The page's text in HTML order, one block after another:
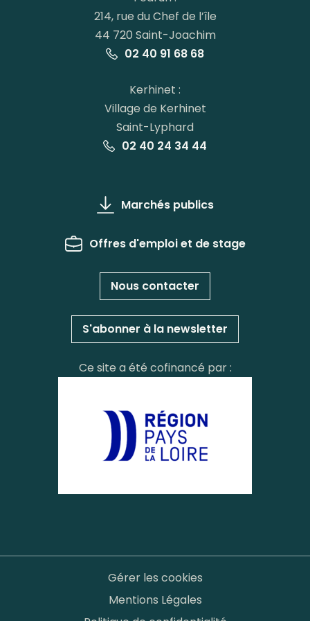
214, rue du Chef de l’île
44 720 Saint-Joachim
02 40 91 68 68
Kerhinet :
Village de Kerhinet
Saint-Lyphard
02 40 24 34 44
Marchés publics
Offres d'emploi et de stage
Nous contacter
S'abonner à la newsletter
Ce site a été cofinancé par :
Gérer les cookies
Mentions Légales